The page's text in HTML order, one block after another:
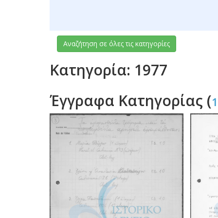
Αναζήτηση σε όλες τις κατηγορίες
Κατηγορία: 1977
Έγγραφα Κατηγορίας (